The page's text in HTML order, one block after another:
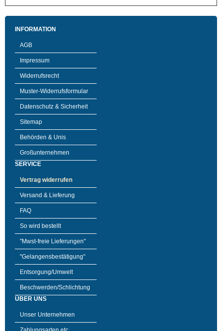
INFORMATION
AGB
Impressum
Widerrufsrecht
Muster-Widerrufsformular
Datenschutz & Sicherheit
Sitemap
Behörden & Unis
Großunternehmen
SERVICE
Vertrag widerrufen
Versand & Lieferung
FAQ
So wird bestellt
"Mwst-freie Lieferungen"
"Gelangensbestätigung"
Entsorgung/Umwelt
Beschwerden/Schlichtung
ÜBER UNS
Unser Unternehmen